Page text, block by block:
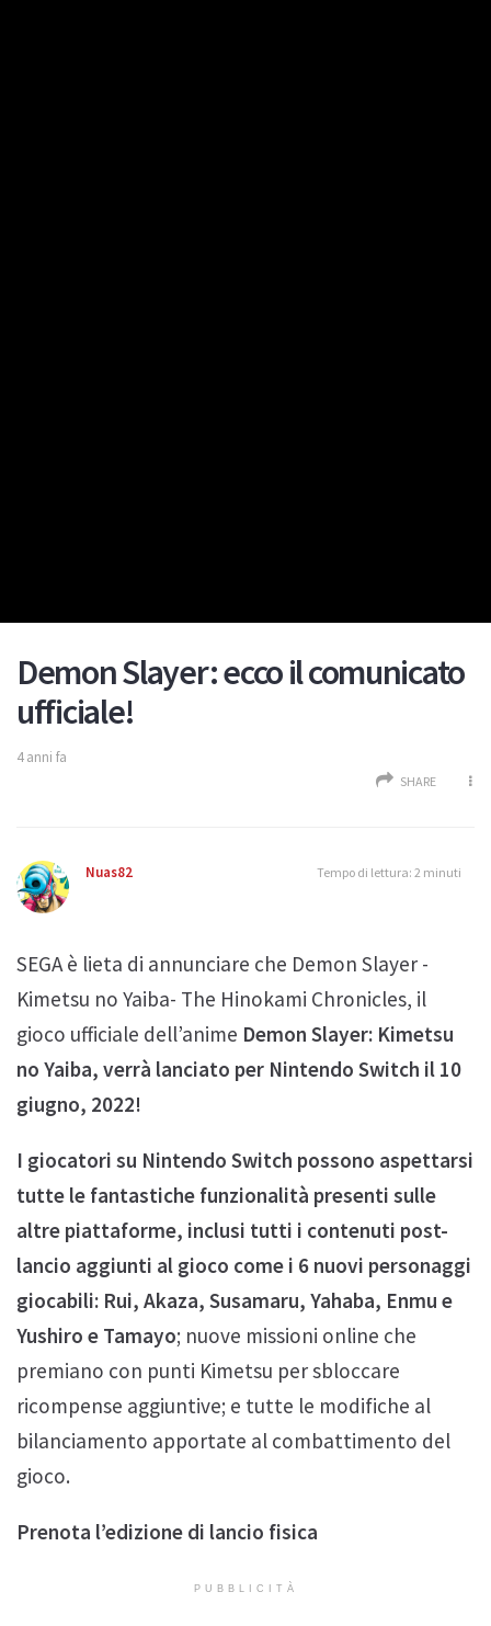
Demon Slayer: ecco il comunicato
ufficiale!
4 anni fa
SHARE
Nuas82 Tempo di lettura: 2 minuti
SEGA è lieta di annunciare che Demon Slayer -
Kimetsu no Yaiba- The Hinokami Chronicles, il
gioco ufficiale dell’anime Demon Slayer: Kimetsu
no Yaiba, verrà lanciato per Nintendo Switch il 10
giugno, 2022!
I giocatori su Nintendo Switch possono aspettarsi
tutte le fantastiche funzionalità presenti sulle
altre piattaforme, inclusi tutti i contenuti post-
lancio aggiunti al gioco come i 6 nuovi personaggi
giocabili: Rui, Akaza, Susamaru, Yahaba, Enmu e
Yushiro e Tamayo; nuove missioni online che
premiano con punti Kimetsu per sbloccare
ricompense aggiuntive; e tutte le modifiche al
bilanciamento apportate al combattimento del
gioco.
Prenota l’edizione di lancio fisica
PUBBLICITÀ